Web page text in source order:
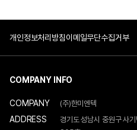
개인정보처리방침이메일무단수집거부
COMPANY INFO
COMPANY (주)한미엔텍
ADDRESS
경기도 성남시 중원구 사